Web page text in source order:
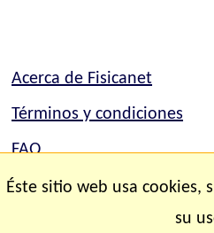
Acerca de Fisicanet
Términos y condiciones
FAQ
Mapa del sitio
Éste sitio web usa cookies,
su